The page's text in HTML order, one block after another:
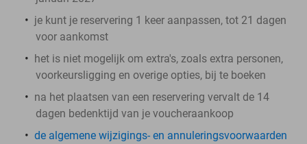
je kunt je reservering 1 keer aanpassen, tot 21 dagen
voor aankomst
het is niet mogelijk om extra's, zoals extra personen,
voorkeursligging en overige opties, bij te boeken
na het plaatsen van een reservering vervalt de 14
dagen bedenktijd van je voucheraankoop
de algemene wijzigings- en annuleringsvoorwaarden